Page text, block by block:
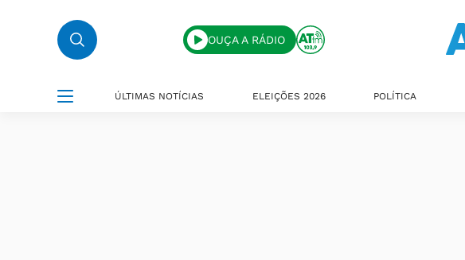
OUÇA A RÁDIO
ÚLTIMAS NOTÍCIAS ELEIÇÕES 2026 POLÍTICA